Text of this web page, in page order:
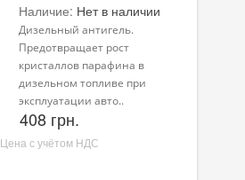
Наличие: Нет в наличии
Дизельный антигель.
Предотвращает рост
кристаллов парафина в
дизельном топливе при
эксплуатации авто..
408 грн.
Цена с учётом НДС